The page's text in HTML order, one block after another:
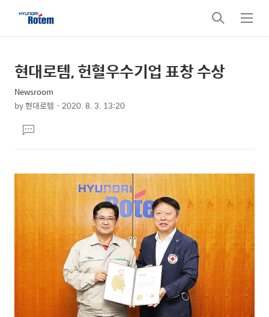
검
색
메
뉴
상
세
컨
텐
츠
본
문
제
목
현대로템, 헌혈우수기업 표창 수상
Newsroom
by현대로템 2020. 8. 3. 13:20
문댓
글